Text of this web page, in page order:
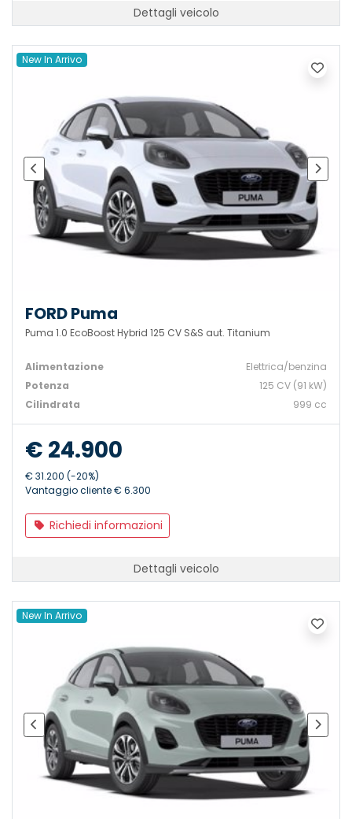
Dettagli veicolo
New In Arrivo
FORD Puma
Puma 1.0 EcoBoost Hybrid 125 CV S&S aut. Titanium
Alimentazione
Elettrica/benzina
Potenza
125 CV (91 kW)
Cilindrata
999 cc
€ 24.900
€ 31.200 (-20%)
Vantaggio cliente € 6.300
Richiedi informazioni
Dettagli veicolo
New In Arrivo